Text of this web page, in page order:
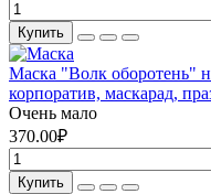
Купить
Маска "Волк оборотень"
корпоратив, маскарад,
Очень мало
370.00₽
Купить